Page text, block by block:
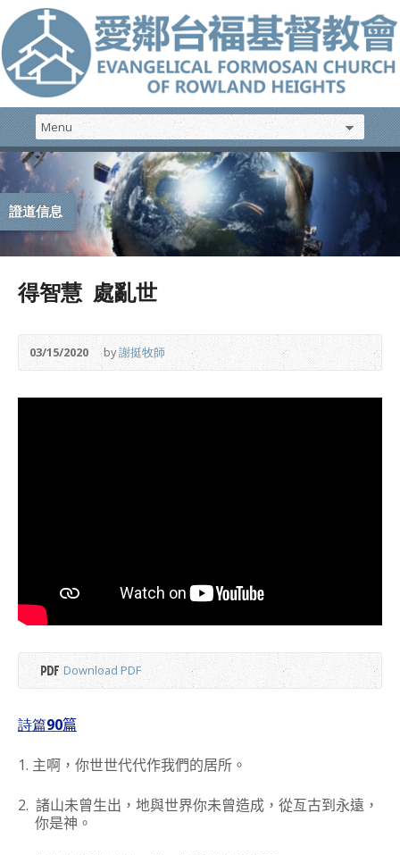
證道信息
得智慧 處亂世
03/15/2020 by謝挺牧師
Download PDF
詩篇90篇
1. 主啊，你世世代代作我們的居所。
2. 諸山未曾生出，地與世界你未曾造成，從亙古到永遠，
你是神。